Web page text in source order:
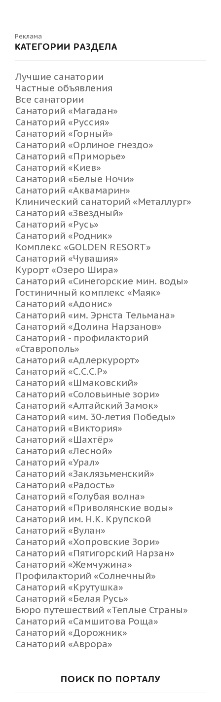
Реклама
КАТЕГОРИИ РАЗДЕЛА
Лучшие санатории
Частные объявления
Все санатории
Санаторий «Магадан»
Санаторий «Руссия»
Санаторий «Горный»
Санаторий «Орлиное гнездо»
Санаторий «Приморье»
Санаторий «Киев»
Санаторий «Белые Ночи»
Санаторий «Аквамарин»
Клинический санаторий «Металлург»
Санаторий «Звездный»
Санаторий «Русь»
Санаторий «Родник»
Комплекс «GOLDEN RESORT»
Санаторий «Чувашия»
Курорт «Озеро Шира»
Санаторий «Синегорские мин. воды»
Гостиничный комплекс «Маяк»
Санаторий «Адонис»
Санаторий «им. Эрнста Тельмана»
Санаторий «Долина Нарзанов»
Санаторий - профилакторий
«Ставрополь»
Санаторий «Адлеркурорт»
Санаторий «С.С.С.Р»
Санаторий «Шмаковский»
Санаторий «Соловьиные зори»
Санаторий «Алтайский Замок»
Санаторий «им. 30-летия Победы»
Санаторий «Виктория»
Санаторий «Шахтёр»
Санаторий «Лесной»
Санаторий «Урал»
Санаторий «Заклязьменский»
Санаторий «Радость»
Санаторий «Голубая волна»
Санаторий «Приволянские воды»
Санаторий им. Н.К. Крупской
Санаторий «Вулан»
Санаторий «Хопровские Зори»
Санаторий «Пятигорский Нарзан»
Санаторий «Жемчужина»
Профилакторий «Солнечный»
Санаторий «Крутушка»
Санаторий «Белая Русь»
Бюро путешествий «Теплые Страны»
Санаторий «Самшитова Роща»
Санаторий «Дорожник»
Санаторий «Аврора»
ПОИСК ПО ПОРТАЛУ